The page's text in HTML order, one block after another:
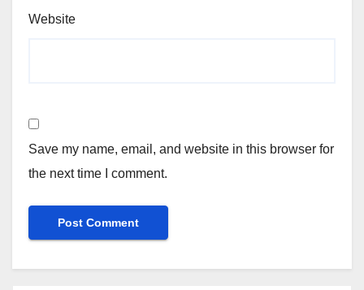
Website
Save my name, email, and website in this browser for
the next time I comment.